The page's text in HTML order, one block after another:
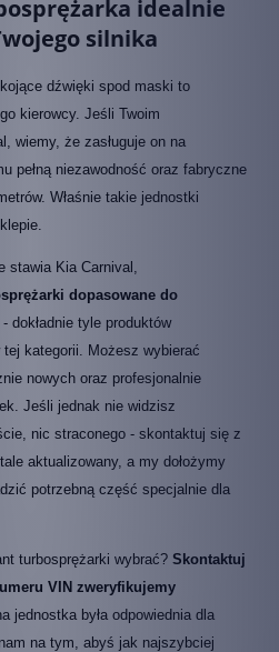
idealnie
silnika
dźwięki spod maski to
kierowcy. Jeśli Twoim
wiemy, że zasługuje on na
pełną niezawodność oraz fabryczne
Właśnie takie jednostki
stawia Kia Carnival,
dopasowane do
- dokładnie tyle produktów
kategorii. Możesz wybierać
nowych oraz profesjonalnie
Jeśli jednak nie widzisz
nic straconego - skontaktuj się z
aktualizowany, a my dołożymy
potrzebną część specjalnie dla
turbosprężarki wybrać? Skontaktuj
VIN zweryfikujemy
jednostka była odpowiednia dla
na tym, abyś jak najszybciej